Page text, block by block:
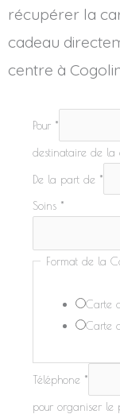
récupérer la
cadeau
centre à
Pour *
destinataire de la
Format
De la part de *
Soins *
Format de la
Carte
Carte
Téléphone *
pour organiser le